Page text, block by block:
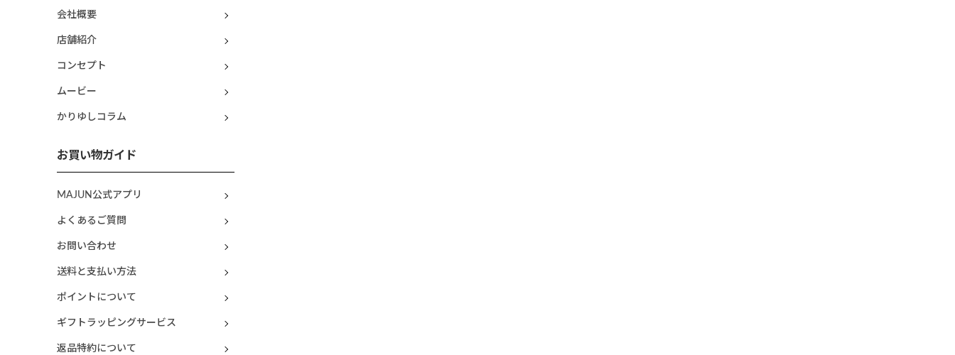
会社概要
店舗紹介
コンセプト
ムービー
かりゆしコラム
お買い物ガイド
MAJUN公式アプリ
よくあるご質問
お問い合わせ
送料と支払い方法
ポイントについて
ギフトラッピングサービス
返品特約について